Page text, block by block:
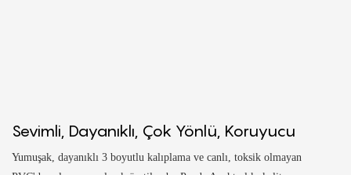
Sevimli, Dayanıklı, Çok Yönlü, Koruyucu
Yumuşak, dayanıklı 3 boyutlu kalıplama ve canlı, toksik olmayan